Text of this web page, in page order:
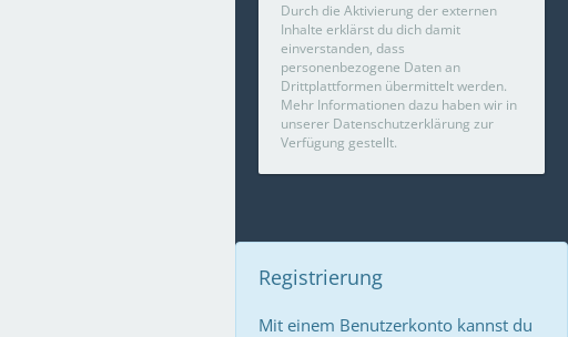
Durch die Aktivierung der externen
Inhalte erklärst du dich damit
einverstanden, dass
personenbezogene Daten an
Drittplattformen übermittelt werden.
Mehr Informationen dazu haben wir in
unserer Datenschutzerklärung zur
Verfügung gestellt.
Registrierung
Mit einem Benutzerkonto kannst du